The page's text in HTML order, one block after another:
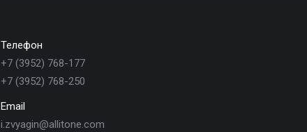
Телефон
+7 (3952) 768-177
+7 (3952) 768-250
Email
i.zvyagin@allitone.com